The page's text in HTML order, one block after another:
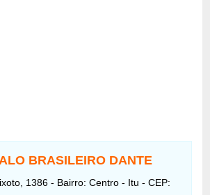
BRASILEIRO DANTE
1386 - Bairro: Centro - Itu - CEP: